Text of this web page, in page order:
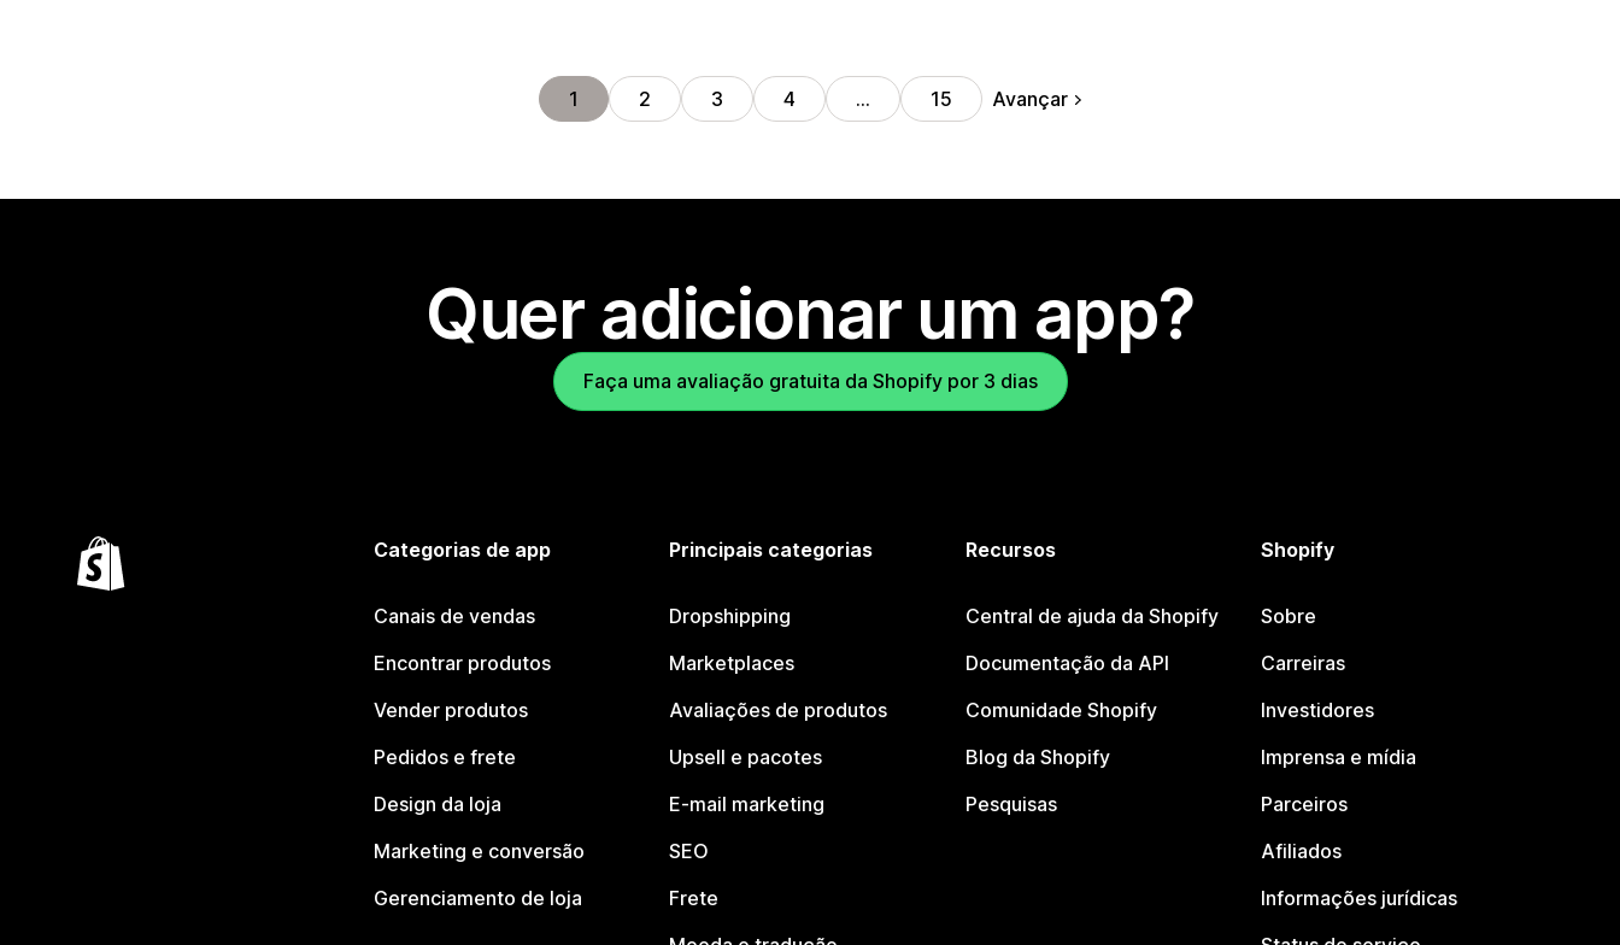
1 2 3 4 … 15 Avançar
Quer adicionar um app?
Faça uma avaliação gratuita da Shopify por 3 dias
Categorias de app
Canais de vendas
Encontrar produtos
Vender produtos
Pedidos e frete
Design da loja
Marketing e conversão
Gerenciamento de loja
Principais categorias
Dropshipping
Marketplaces
Avaliações de produtos
Upsell e pacotes
E-mail marketing
SEO
Frete
Recursos
Central de ajuda da Shopify
Documentação da API
Comunidade Shopify
Blog da Shopify
Pesquisas
Shopify
Sobre
Carreiras
Investidores
Imprensa e mídia
Parceiros
Afiliados
Informações jurídicas